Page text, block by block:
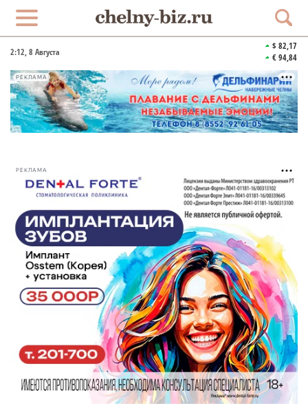
2:12, 8 Августа
$ 82,17
€ 94,84
РЕКЛАМА
РЕКЛАМА